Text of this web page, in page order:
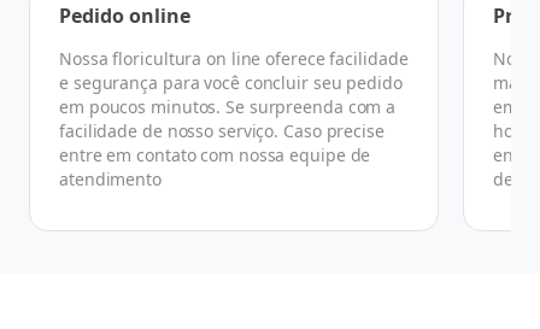
Pedido online
Nossa floricultura on line oferece facilidade
e segurança para você concluir seu pedido
em poucos minutos. Se surpreenda com a
facilidade de nosso serviço. Caso precise
entre em contato com nossa equipe de
atendimento
No
em
de